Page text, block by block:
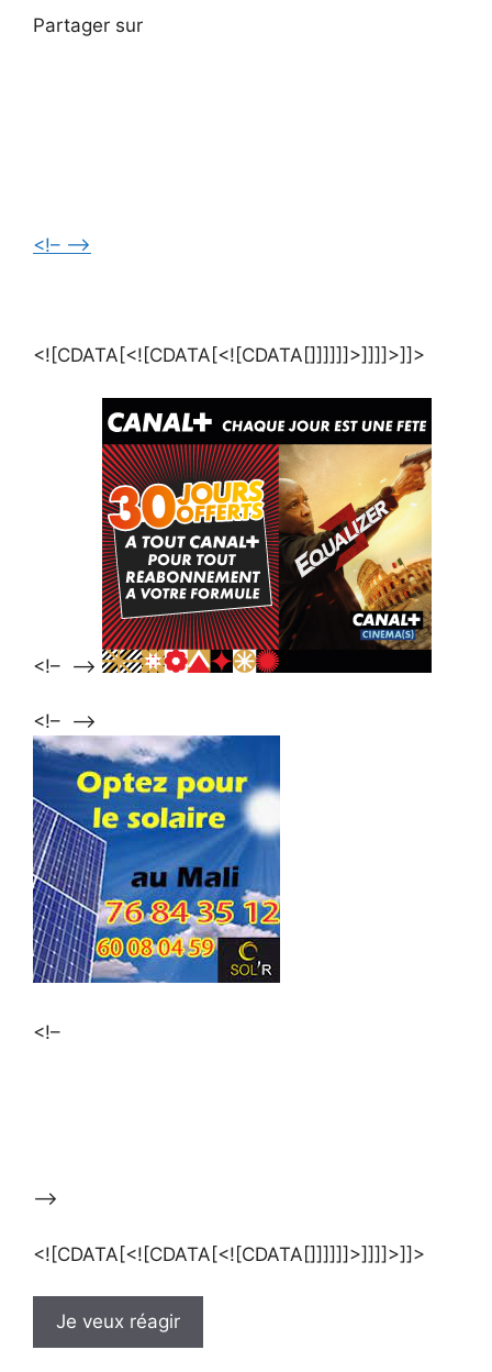
Partager sur
<!– –>
<![CDATA[<![CDATA[<![CDATA[]]]]]]>]]]]>]]>
<!– –>
<!– –>
<!–
–>
<![CDATA[<![CDATA[<![CDATA[]]]]]]>]]]]>]]>
Je veux réagir